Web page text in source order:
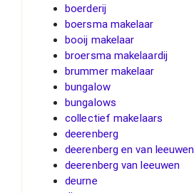
boerderij
boersma makelaar
booij makelaar
broersma makelaardij
brummer makelaar
bungalow
bungalows
collectief makelaars
deerenberg
deerenberg en van leeuwen
deerenberg van leeuwen
deurne